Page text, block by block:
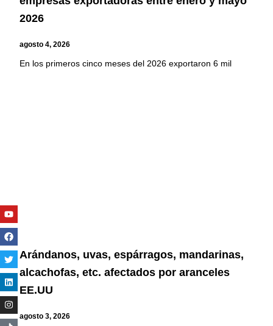
2026
agosto 4, 2026
En los primeros cinco meses del 2026 exportaron 6 mil
Arándanos, uvas, espárragos, mandarinas,
alcachofas, etc. afectados por aranceles
EE.UU
agosto 3, 2026
Youtube
Facebook
Twitter
Linkedin
Instagram